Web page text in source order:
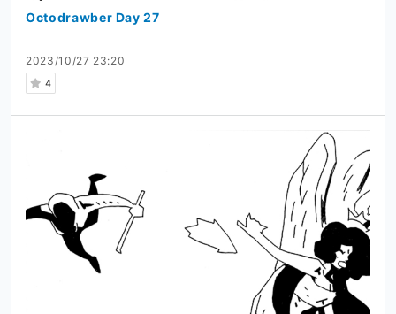
2023/10/27 23:20
4
Octodrawber Day 27